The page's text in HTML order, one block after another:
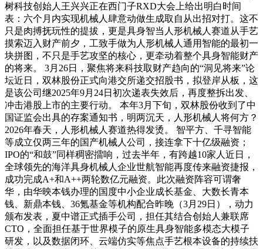
树科技创始人王兴兴正在西门子RXD大会上给出明白时间
表：六个月内实现机械人肆意动做生成取自从出招对打。这不
只是肉搏抚玩性的提拔，更是具身智当人形机械人赛道从手艺
摸索迈入财产前夕，工致手做为人形机械人通用智能的最初一
块拼图，不只是手艺攻坚的核心，更牵动着整个具身智能财产
的将来。 3月26日，聚焦将来科技取财产趋向的“洞见将来”论
坛近日，双林股份正式向港交所递交招股书，拟登岸从板，这
是该公司继2025年9月24日初次递表失效后，再度整拆出发、
冲击港股上市的主要行动。 本年3月下旬，双林股份收到了中
国证监会出具的存案通知书，明两沉天，人形机械人将何方？
2026年春天，人形机械人赛道热得发烫。 智平方、千寻智能
等成立仅两三年的国产机械人公司，接连拿下十亿级融资；
IPO的“和鼓”同样稠密擂响，过去半年，有跨越10家人近日，
全球领先的海洋具身机械人企业世航智能再度传来融资捷报，
成功完成A+和A++两轮数亿元融资。此次融资阵容可谓奢
华，由华映本钱办理的国度中小企业成长基金、大数长青本
钱、新鼎本钱、36氪基金等机构配合昨晚（3月29日），动力
颁布发表，夏中谱正式插手公司，担任其结合创始人兼联席
CTO，全面担任基于世界模子的原生具身智能多模态大模子
研发，以及数据闭环、云端仿实等焦点手艺根本设备的持续扶